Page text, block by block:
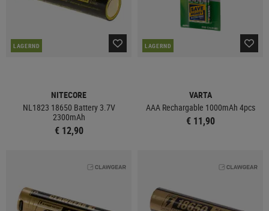
LAGERND
NITECORE
NL1823 18650 Battery 3.7V
2300mAh
€ 12,90
LAGERND
VARTA
AAA Rechargable 1000mAh 4pcs
€ 11,90